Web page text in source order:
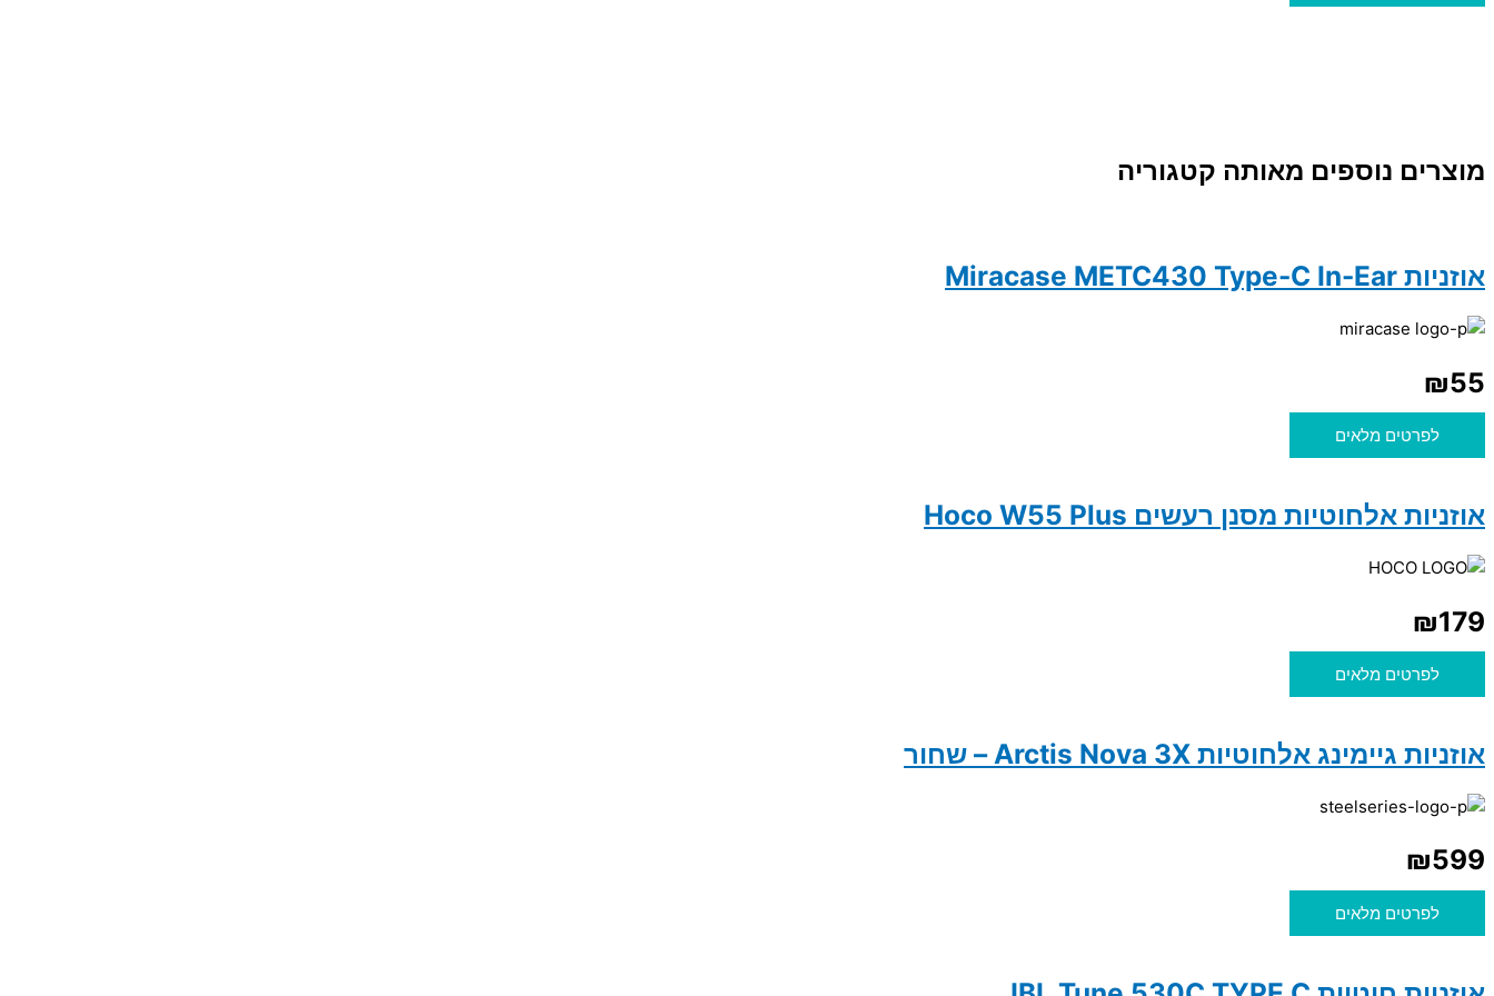
מוצרים נוספים מאותה קטגוריה
אוזניות Miracase METC430 Type-C In-Ear
₪55
לפרטים מלאים
אוזניות אלחוטיות מסנן רעשים Hoco W55 Plus
₪179
לפרטים מלאים
אוזניות גיימינג אלחוטיות Arctis Nova 3X – שחור
₪599
לפרטים מלאים